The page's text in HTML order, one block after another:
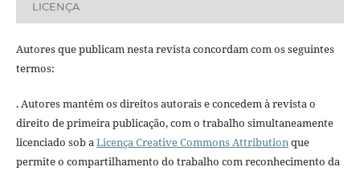
LICENÇA
Autores que publicam nesta revista concordam com os seguintes
termos:
. Autores mantém os direitos autorais e concedem à revista o
direito de primeira publicação, com o trabalho simultaneamente
licenciado sob aLicença Creative Commons Attributionque
permite o compartilhamento do trabalho com reconhecimento da